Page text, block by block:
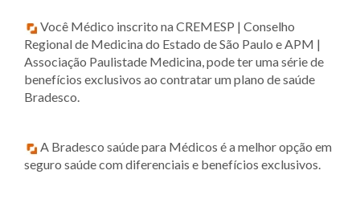
Você Médico inscrito na CREMESP | Conselho
Regional de Medicina do Estado de São Paulo e APM |
Associação Paulistade Medicina, pode ter uma série de
benefícios exclusivos ao contratar um plano de saúde
Bradesco.
A Bradesco saúde para Médicos é a melhor opção em
seguro saúde com diferenciais e benefícios exclusivos.